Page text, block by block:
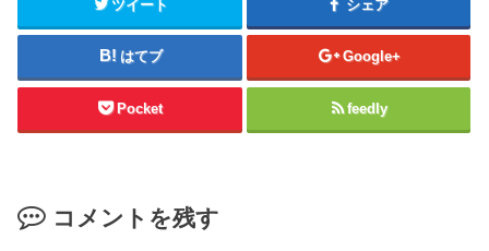
ツイート シェア
はてブ Google+
Pocket feedly
コメントを残す